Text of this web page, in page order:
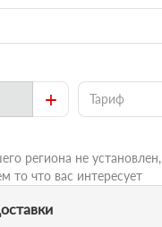
+ Тариф
региона не установлен,
то что вас интересует